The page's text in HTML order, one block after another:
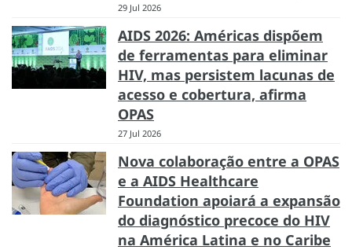
29 Jul 2026
AIDS 2026: Américas dispõem
de ferramentas para eliminar
HIV, mas persistem lacunas de
acesso e cobertura, afirma
OPAS
27 Jul 2026
Nova colaboração entre a OPAS
e a AIDS Healthcare
Foundation apoiará a expansão
do diagnóstico precoce do HIV
na América Latina e no Caribe